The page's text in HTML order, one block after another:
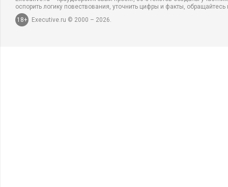
оспорить логику повествования, уточнить цифры и факты,
18+
Executive.ru © 2000 – 2026.